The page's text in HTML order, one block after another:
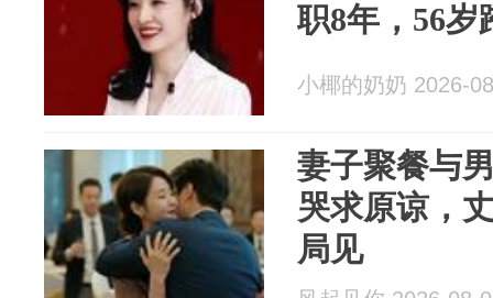
职8年，56岁
小椰的奶奶 2026-
妻子聚餐与
哭求原谅，
局见